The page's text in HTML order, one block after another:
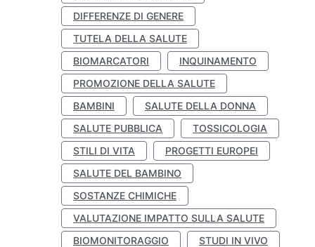
DIFFERENZE DI GENERE
TUTELA DELLA SALUTE
BIOMARCATORI
INQUINAMENTO
PROMOZIONE DELLA SALUTE
BAMBINI
SALUTE DELLA DONNA
SALUTE PUBBLICA
TOSSICOLOGIA
STILI DI VITA
PROGETTI EUROPEI
SALUTE DEL BAMBINO
SOSTANZE CHIMICHE
VALUTAZIONE IMPATTO SULLA SALUTE
BIOMONITORAGGIO
STUDI IN VIVO